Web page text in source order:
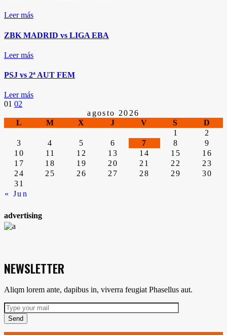
Leer más
ZBK MADRID vs LIGA EBA
Leer más
PSJ vs 2ª AUT FEM
Leer más
Paginación
de
entradas
01 02
agosto 2026
L
M X J V S D
« Jun
1
2
3
4 5 6 7 8
9
10
11 12 13 14 15
16
17
18 19 20 21 22
23
24
25 26 27 28 29
30
31
advertising
NEWSLETTER
Aliqm lorem ante, dapibus in, viverra feugiat Phasellus aut.
Send